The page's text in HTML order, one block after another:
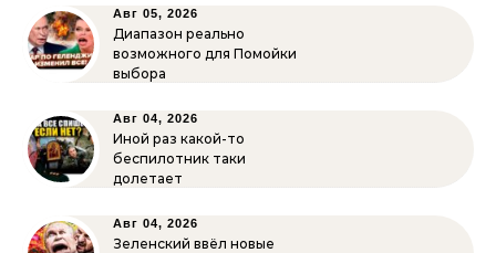
Авг 05, 2026
Диапазон реально
возможного для Помойки
выбора
Авг 04, 2026
Иной раз какой-то
беспилотник таки
долетает
Авг 04, 2026
Зеленский ввёл новые